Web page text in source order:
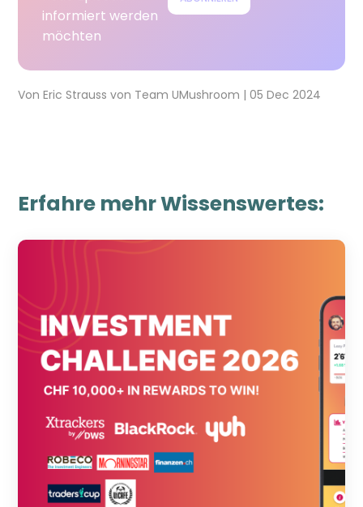
informiert werden
möchten
VonEric Straussvon Team UMushroom |05 Dec 2024
Erfahre mehr Wissenswertes: